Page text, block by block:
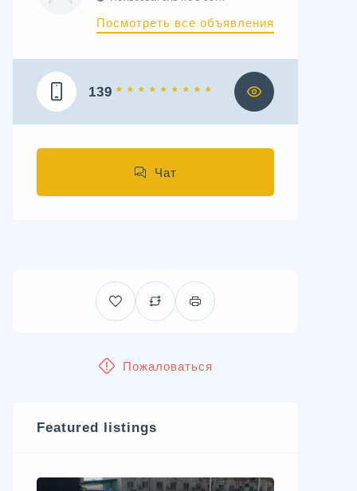
Посмотреть все объявления
139 * * * * * * * * *
Чат
Пожаловаться
Featured listings